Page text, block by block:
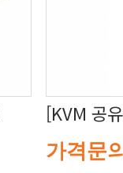
[KVM 공
가격문